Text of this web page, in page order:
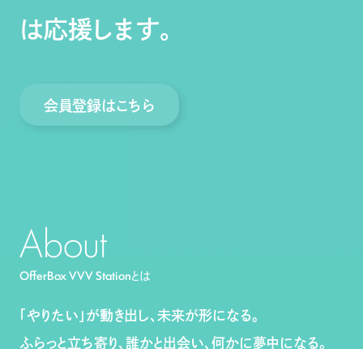
企業プランナー
法人向け
会員登録
利用規約
個人情報保護方針
は応援します。
会員登録はこちら
About
OfferBox VVV Stationとは
「やりたい」が動き出し、未来が形になる。
ふらっと立ち寄り、誰かと出会い、何かに夢中になる。